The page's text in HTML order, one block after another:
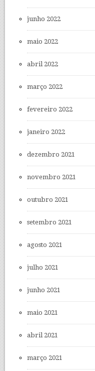
junho 2022
maio 2022
abril 2022
março 2022
fevereiro 2022
janeiro 2022
dezembro 2021
novembro 2021
outubro 2021
setembro 2021
agosto 2021
julho 2021
junho 2021
maio 2021
abril 2021
março 2021